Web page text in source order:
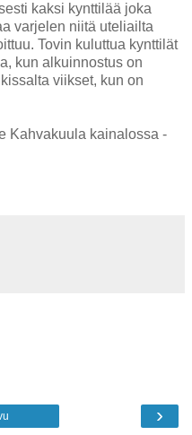
kaksi kynttilää joka
varjelen niitä uteliailta
Tovin kuluttua kynttilät
kun alkuinnostus on
viikset, kun on
Kahvakuula kainalossa -
›